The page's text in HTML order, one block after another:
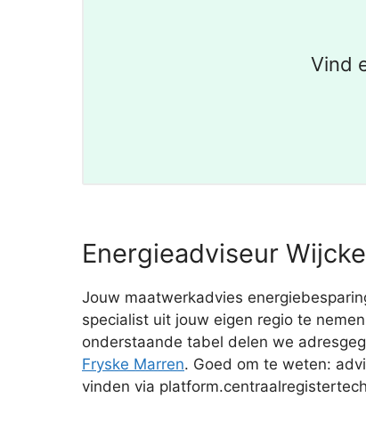
Vind
Energieadviseur
Jouw maatwerkadvies
specialist uit jouw eigen regio te
onderstaande tabel delen we
Fryske Marren. Goed om te weten:
vinden via